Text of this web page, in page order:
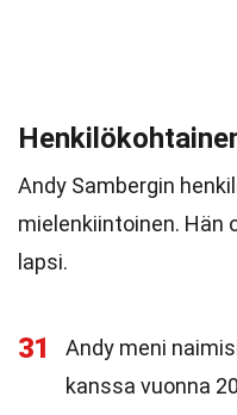
Andy Sambergin
mielenkiintoinen. Hän
lapsi.
31
Andy meni
kanssa vuonna